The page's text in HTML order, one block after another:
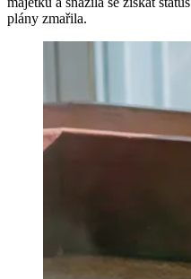
plány zmařila.